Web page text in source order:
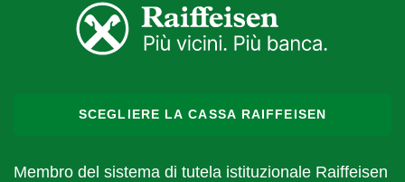
SCEGLIERE LA CASSA RAIFFEISEN
Membro del sistema di tutela istituzionale Raiffeisen